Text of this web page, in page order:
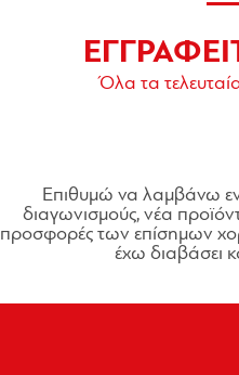
Όλα τα
Επιθυμώ να λαμβάνω
διαγωνισμούς, νέα
προσφορές των επίσημων
έχω διαβάσει